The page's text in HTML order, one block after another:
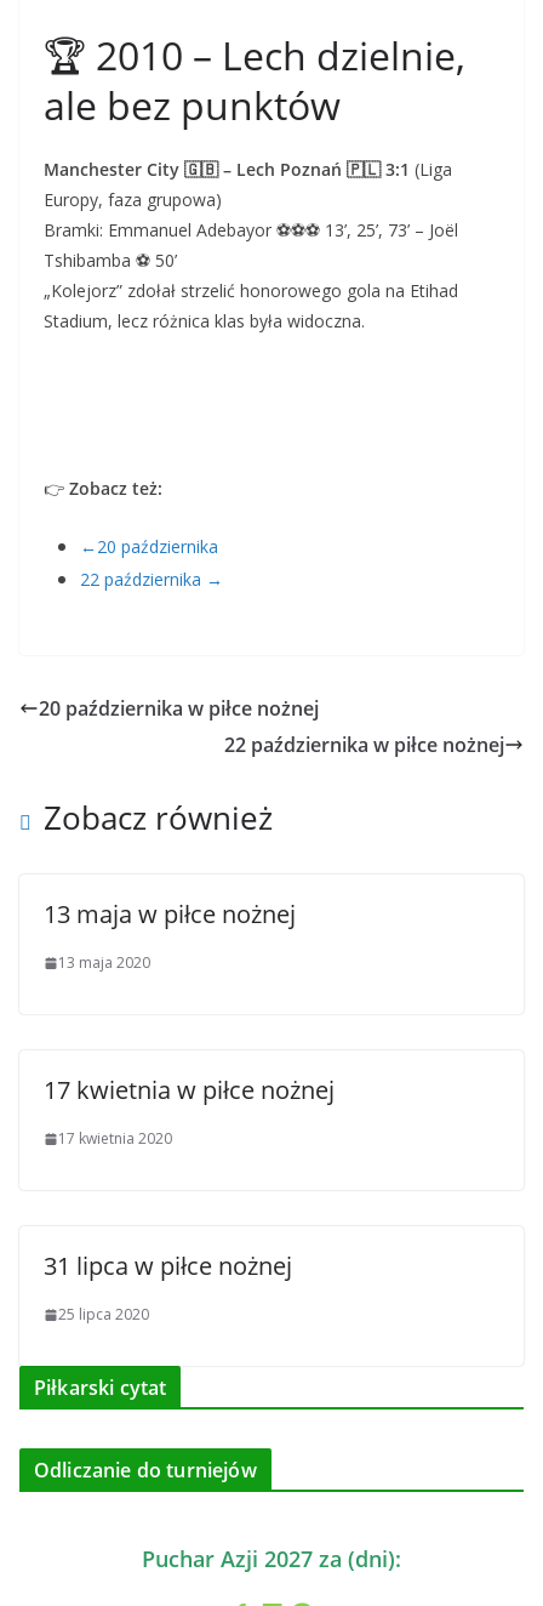
🏆 2010 – Lech dzielnie,
ale bez punktów
Manchester City 🇬🇧 – Lech Poznań 🇵🇱 3:1 (Liga
Europy, faza grupowa)
Bramki: Emmanuel Adebayor ⚽⚽⚽ 13’, 25’, 73’ – Joël
Tshibamba ⚽ 50’
„Kolejorz” zdołał strzelić honorowego gola na Etihad
Stadium, lecz różnica klas była widoczna.
👉 Zobacz też:
←20 października
22 października →
20 października w piłce nożnej
22 października w piłce nożnej
Zobacz również
13 maja w piłce nożnej
13 maja 2020
17 kwietnia w piłce nożnej
17 kwietnia 2020
31 lipca w piłce nożnej
25 lipca 2020
Piłkarski cytat
Odliczanie do turniejów
Puchar Azji 2027 za (dni):